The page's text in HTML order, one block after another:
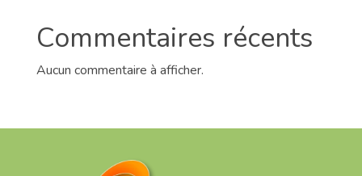
Commentaires récents
Aucun commentaire à afficher.